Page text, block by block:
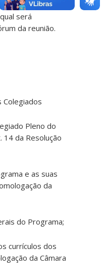
interação de
será
da reunião.
Colegiados
Pleno do
14 da Resolução
e as suas
da
do Programa;
currículos dos
da Câmara